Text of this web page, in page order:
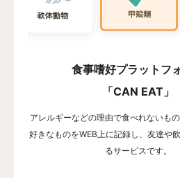
食事嗜好プラットフ
「CAN EAT」
アレルギーなどの理由で食べれないもの
好きなものをWEB上に記録し、友達や
るサービスです。